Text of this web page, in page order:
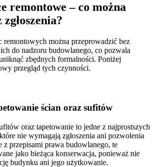
remontowe – co można
remontowych można przeprowadzić bez
ich do nadzoru budowlanego, co pozwala
zbędnych formalności. Poniżej
przegląd tych czynności.
ścian oraz sufitów
oraz tapetowanie to jedne z najprostszych
nie wymagają zgłoszenia ani pozwolenia
z przepisami prawa budowlanego, te
jako bieżąca konserwacja, ponieważ nie
budynku ani jego użytkowanie.